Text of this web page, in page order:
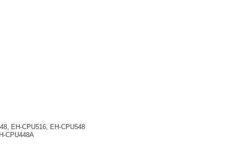
EH-CPU516, EH-CPU548
CPU448A